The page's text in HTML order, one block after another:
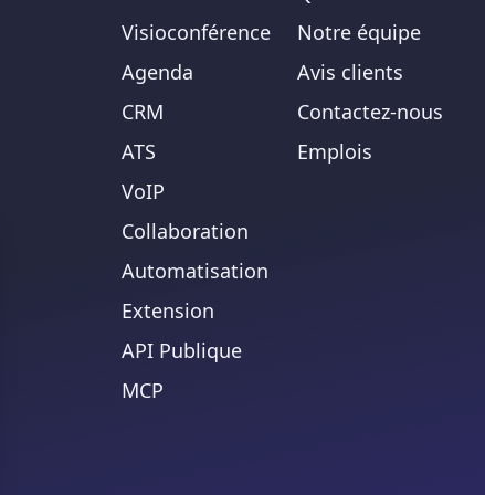
Visioconférence
Agenda
CRM
ATS
VoIP
Collaboration
Automatisation
Extension
API Publique
MCP
Notre équipe
Avis clients
Contactez-nous
Emplois